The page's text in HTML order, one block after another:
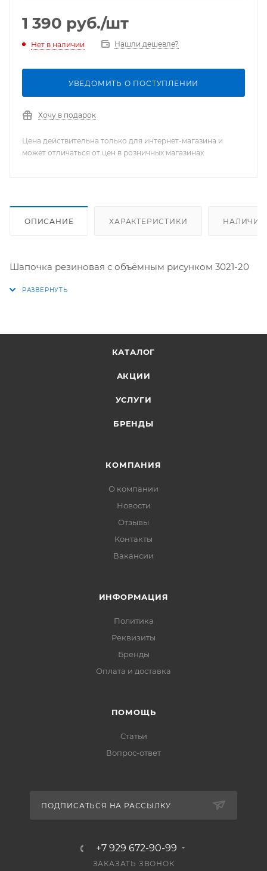
1 390 руб./шт
Нет в наличии Нашли дешевле?
УВЕДОМИТЬ О ПОСТУПЛЕНИИ
Хочу в подарок
Цена действительна только для интернет-магазина и
может отличаться от цен в розничных магазинах
ОПИСАНИЕ ХАРАКТЕРИСТИКИ НАЛИЧИЕ
Шапочка резиновая с объёмным рисунком 3021-20
КАТАЛОГ
АКЦИИ
УСЛУГИ
БРЕНДЫ
КОМПАНИЯ
О компании
Новости
Отзывы
Контакты
Вакансии
ИНФОРМАЦИЯ
Политика
Реквизиты
Бренды
Оплата и доставка
ПОМОЩЬ
Статьи
Вопрос-ответ
ПОДПИСАТЬСЯ НА РАССЫЛКУ
+7 929 672-90-99
ЗАКАЗАТЬ ЗВОНОК